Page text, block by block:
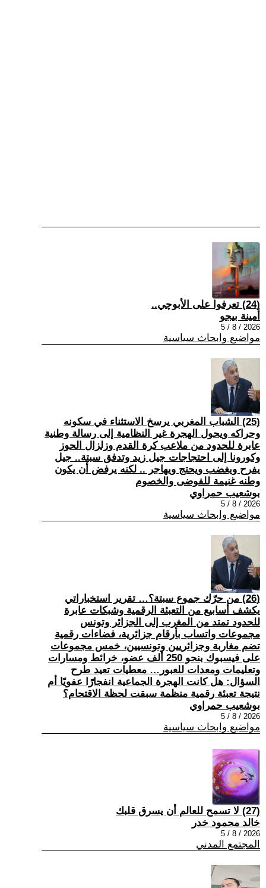
(24) تعرفوا على الأبوچي..
أمينة بيجو
2026 / 8 / 5
مواضيع وابحاث سياسية
(25) الشباب المغربي يرسخ الاستثناء في سكونه
وحراكه ويحول الهجرة غير النظامية إلى رسالة وطنية
عابرة للحدود من ملاعب كرة القدم وزلزال الحوز
وكورونا إلى احتجاجات جيل زيد وتدفق سبتة.. جيل
يفرح ويغضب ويحتج ويهاجر .. لكنه يرفض أن يكون
وطنه غنيمة للفوضى والخصوم
بوشعيب حمراوي
2026 / 8 / 5
مواضيع وابحاث سياسية
(26) من حرّك جموع سبتة؟… تقرير استخباراتي
يكشف أسابيع من التعبئة الرقمية وشبكات عابرة
للحدود تمتد من المغرب إلى الجزائر وتونس
مجموعات واتساب بأرقام جزائرية، فضاءات رقمية
تضم مغاربة وجزائريين وتونسيين، خمس مجموعات
على فيسبوك بنحو 250 ألف عضو، خرائط ومسارات
وتعليمات ومعدات للعبور… معطيات تعيد طرح
السؤال: هل كانت الهجرة الجماعية انفجارًا عفويًا أم
نتيجة تعبئة رقمية منظمة سبقت لحظة الاقتحام؟
بوشعيب حمراوي
2026 / 8 / 5
مواضيع وابحاث سياسية
(27) لا تسمح للعالم أن يسرق قلبك
خالد محمود خدر
2026 / 8 / 5
المجتمع المدني